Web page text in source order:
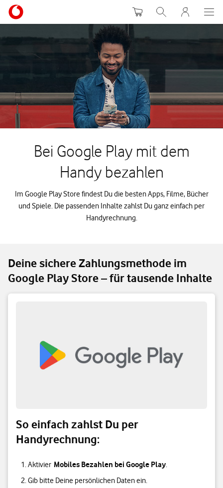
WarenkorbSuche MeinVodafone
Bei Google Play mit dem
Handy bezahlen
Im Google Play Store findest Du die besten Apps, Filme, Bücher
und Spiele. Die passenden Inhalte zahlst Du ganz einfach per
Handyrechnung.
Deine sichere Zahlungsmethode im
Google Play Store – für tausende Inhalte
So einfach zahlst Du per
Handyrechnung:
Aktivier Mobiles Bezahlen bei Google Play.
Gib bitte Deine persönlichen Daten ein.